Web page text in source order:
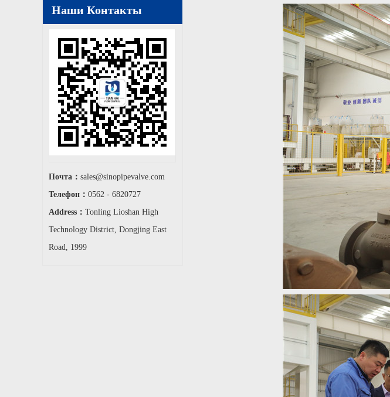
Наши Контакты
Почта： sales@sinopipevalve.com
Телефон： 0562 - 6820727
Address： Tonling Lioshan High
Technology District, Dongjing East
Road, 1999